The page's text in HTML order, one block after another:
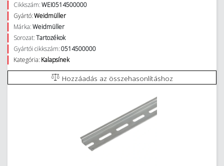
Cikkszám:WEI0514500000
Gyártó:Weidmüller
Márka:Weidmüller
Sorozat:Tartozékok
Gyártói cikkszám:0514500000
Kategória: Kalapsínek
Hozzáadás az összehasonlításhoz